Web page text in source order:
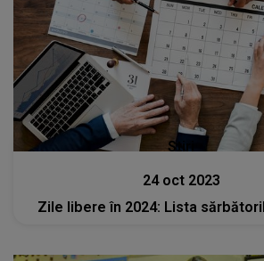
Stiri
24 oct 2023
Zile libere în 2024: Lista